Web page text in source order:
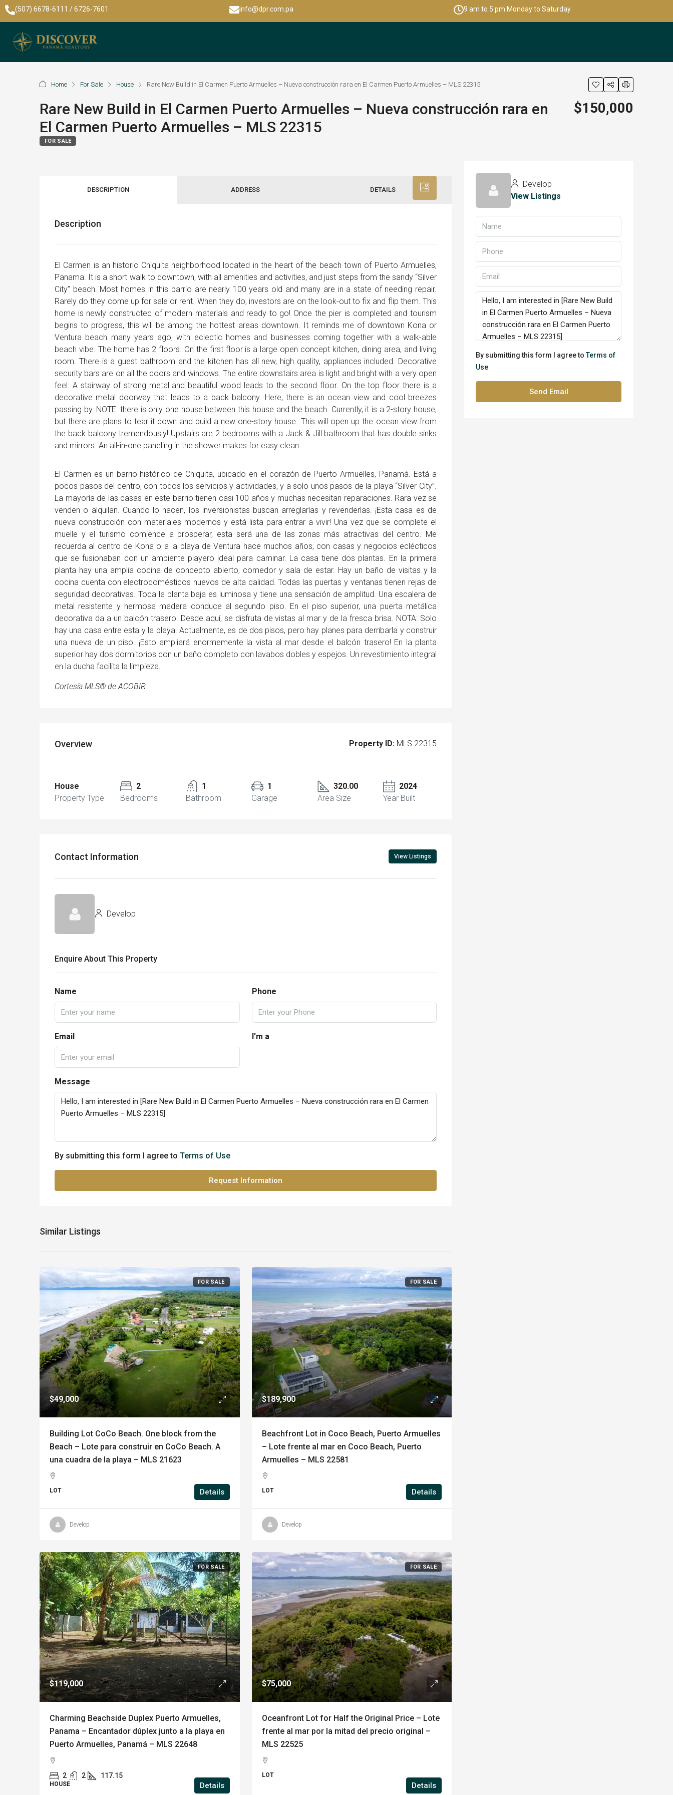
(507) 6678-6111 / 6726-7601 info@dpr.com.pa 9 am to 5 pm Monday to Saturday
Home For Sale House Rare New Build in El Carmen Puerto Armuelles – Nueva construcción rara en El Carmen Puerto Armuelles – MLS 22315
Rare New Build in El Carmen Puerto Armuelles – Nueva construcción rara en
El Carmen Puerto Armuelles – MLS 22315
FOR SALE
$150,000
DESCRIPTION ADDRESS DETAILS
Description
El Carmen is an historic Chiquita neighborhood located in the heart of the beach town of Puerto Armuelles,
Panama. It is a short walk to downtown, with all amenities and activities, and just steps from the sandy “Silver
City” beach. Most homes in this barrio are nearly 100 years old and many are in a state of needing repair.
Rarely do they come up for sale or rent. When they do, investors are on the look-out to fix and flip them. This
home is newly constructed of modern materials and ready to go! Once the pier is completed and tourism
begins to progress, this will be among the hottest areas downtown. It reminds me of downtown Kona or
Ventura beach many years ago, with eclectic homes and businesses coming together with a walk-able
beach vibe. The home has 2 floors. On the first floor is a large open concept kitchen, dining area, and living
room. There is a guest bathroom and the kitchen has all new, high quality, appliances included. Decorative
security bars are on all the doors and windows. The entire downstairs area is light and bright with a very open
feel. A stairway of strong metal and beautiful wood leads to the second floor. On the top floor there is a
decorative metal doorway that leads to a back balcony. Here, there is an ocean view and cool breezes
passing by. NOTE: there is only one house between this house and the beach. Currently, it is a 2-story house,
but there are plans to tear it down and build a new one-story house. This will open up the ocean view from
the back balcony tremendously! Upstairs are 2 bedrooms with a Jack & Jill bathroom that has double sinks
and mirrors. An all-in-one paneling in the shower makes for easy clean
El Carmen es un barrio histórico de Chiquita, ubicado en el corazón de Puerto Armuelles, Panamá. Está a
pocos pasos del centro, con todos los servicios y actividades, y a solo unos pasos de la playa “Silver City”.
La mayoría de las casas en este barrio tienen casi 100 años y muchas necesitan reparaciones. Rara vez se
venden o alquilan. Cuando lo hacen, los inversionistas buscan arreglarlas y revenderlas. ¡Esta casa es de
nueva construcción con materiales modernos y está lista para entrar a vivir! Una vez que se complete el
muelle y el turismo comience a prosperar, esta será una de las zonas más atractivas del centro. Me
recuerda al centro de Kona o a la playa de Ventura hace muchos años, con casas y negocios eclécticos
que se fusionaban con un ambiente playero ideal para caminar. La casa tiene dos plantas. En la primera
planta hay una amplia cocina de concepto abierto, comedor y sala de estar. Hay un baño de visitas y la
cocina cuenta con electrodomésticos nuevos de alta calidad. Todas las puertas y ventanas tienen rejas de
seguridad decorativas. Toda la planta baja es luminosa y tiene una sensación de amplitud. Una escalera de
metal resistente y hermosa madera conduce al segundo piso. En el piso superior, una puerta metálica
decorativa da a un balcón trasero. Desde aquí, se disfruta de vistas al mar y de la fresca brisa. NOTA: Solo
hay una casa entre esta y la playa. Actualmente, es de dos pisos, pero hay planes para derribarla y construir
una nueva de un piso. ¡Esto ampliará enormemente la vista al mar desde el balcón trasero! En la planta
superior hay dos dormitorios con un baño completo con lavabos dobles y espejos. Un revestimiento integral
en la ducha facilita la limpieza.
Cortesía MLS® de ACOBIR
Overview Property ID: MLS 22315
House
Property Type
2
Bedrooms
1
Bathroom
1
Garage
320.00
Area Size
2024
Year Built
Contact Information View Listings
Develop
Enquire About This Property
Name Phone
Email I'm a
Message
By submitting this form I agree to Terms of Use
Request Information
Similar Listings
FOR SALE
$49,000
Building Lot CoCo Beach. One block from the
Beach – Lote para construir en CoCo Beach. A
una cuadra de la playa – MLS 21623
LOT Details
Develop
FOR SALE
$189,900
Beachfront Lot in Coco Beach, Puerto Armuelles
– Lote frente al mar en Coco Beach, Puerto
Armuelles – MLS 22581
LOT Details
Develop
FOR SALE
$119,000
Charming Beachside Duplex Puerto Armuelles,
Panama – Encantador dúplex junto a la playa en
Puerto Armuelles, Panamá – MLS 22648
2 2 117.15
HOUSE Details
FOR SALE
$75,000
Oceanfront Lot for Half the Original Price – Lote
frente al mar por la mitad del precio original –
MLS 22525
LOT
Details
Develop
View Listings
By submitting this form I agree toTerms of
Use
Send Email